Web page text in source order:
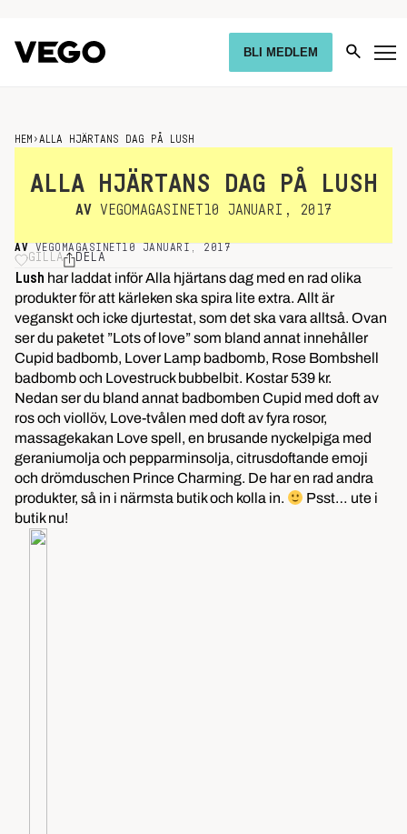
BLI MEDLEM
HEM ›ALLA HJÄRTANS DAG PÅ LUSH
ALLA HJÄRTANS DAG PÅ LUSH
AV VEGOMAGASINET 10 JANUARI, 2017
AV VEGOMAGASINET10 JANUARI, 2017
GILLA DELA
Lush har laddat inför Alla hjärtans dag med en rad olika
produkter för att kärleken ska spira lite extra. Allt är
veganskt och icke djurtestat, som det ska vara alltså. Ovan
ser du paketet ”Lots of love” som bland annat innehåller
Cupid badbomb, Lover Lamp badbomb, Rose Bombshell
badbomb och Lovestruck bubbelbit. Kostar 539 kr.
Nedan ser du bland annat badbomben Cupid med doft av
ros och viollöv, Love-tvålen med doft av fyra rosor,
massagekakan Love spell, en brusande nyckelpiga med
geraniumolja och pepparminsolja, citrusdoftande emoji
och drömduschen Prince Charming. De har en rad andra
produkter, så in i närmsta butik och kolla in.
Psst… ute i
butik nu!